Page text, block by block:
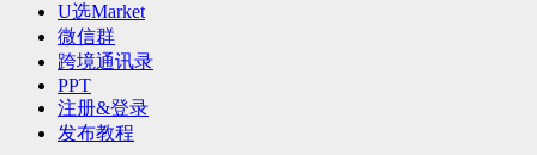
U选Market
微信群
跨境通讯录
PPT
注册&登录
发布教程